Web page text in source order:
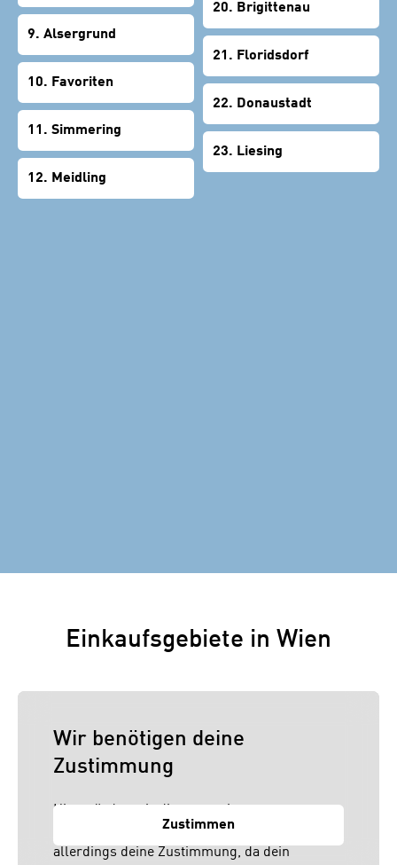
9. Alsergrund
10. Favoriten
11. Simmering
12. Meidling
20. Brigittenau
21. Floridsdorf
22. Donaustadt
23. Liesing
Einkaufsgebiete in Wien
Wir benötigen deine
Zustimmung
Hier würden wir dir gerne einen externen
Inhalt anzeigen. Dafür benötigen wir
allerdings deine Zustimmung, da dein
Zustimmen